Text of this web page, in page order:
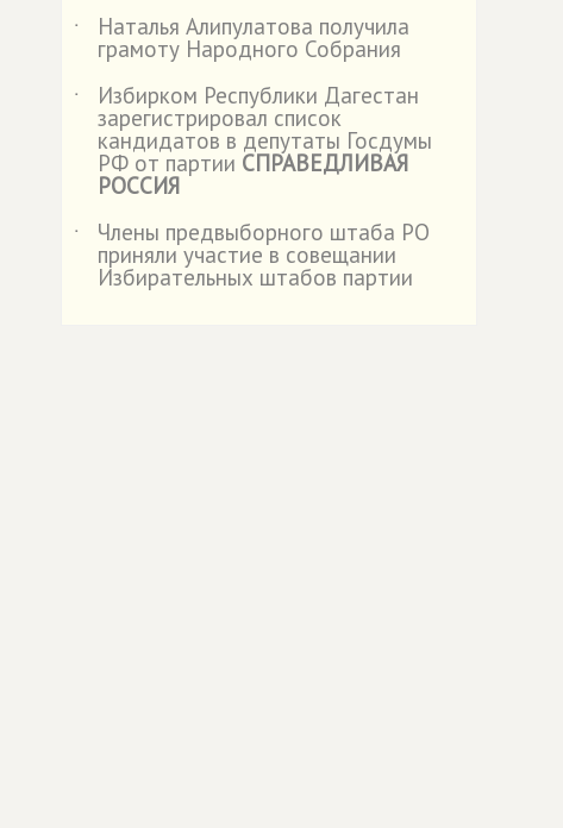
˙
Наталья Алипулатова получила
грамоту Народного Собрания
˙
Избирком Республики Дагестан
зарегистрировал список
кандидатов в депутаты Госдумы
РФ от партии СПРАВЕДЛИВАЯ
РОССИЯ
˙
Члены предвыборного штаба РО
приняли участие в совещании
Избирательных штабов партии